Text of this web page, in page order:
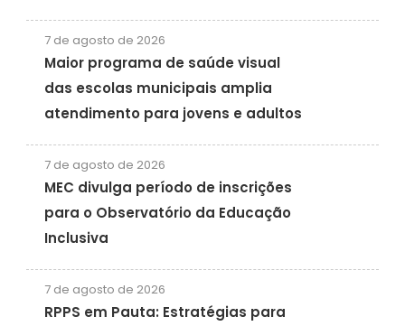
7 de agosto de 2026
Maior programa de saúde visual
das escolas municipais amplia
atendimento para jovens e adultos
7 de agosto de 2026
MEC divulga período de inscrições
para o Observatório da Educação
Inclusiva
7 de agosto de 2026
RPPS em Pauta: Estratégias para